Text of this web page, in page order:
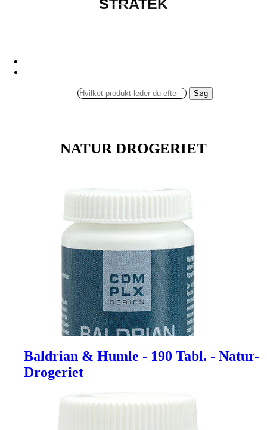
Søg
NATUR DROGERIET
Baldrian & Humle - 190 Tabl. - Natur-
Drogeriet